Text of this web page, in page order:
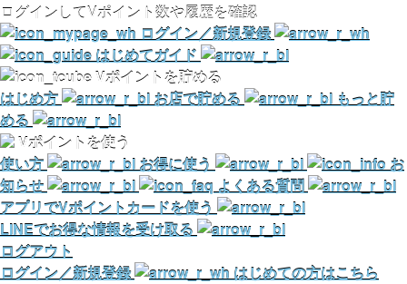
ログインしてVポイント数や履歴を確認
ログイン／新規登録
はじめてガイド
Vポイントを貯める
はじめ方
お店で貯める
もっと貯
める
Vポイントを使う
使い方
お得に使う
お
知らせ
よくある質問
アプリでVポイントカードを使う
LINEでお得な情報を受け取る
ログアウト
ログイン／新規登録
はじめての方はこちら